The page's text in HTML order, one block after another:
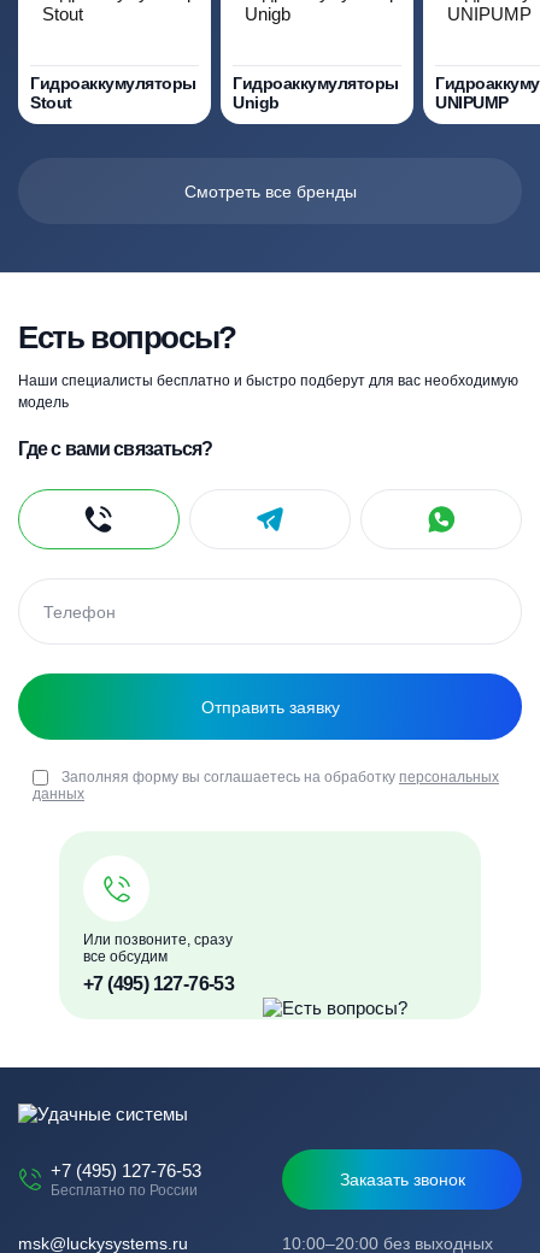
Гидроаккумуляторы
Stout
Гидроаккумуляторы
Unigb
UNIPUMP
Смотреть все бренды
Есть вопросы?
Наши специалисты бесплатно и быстро подберут для вас необходимую
модель
Или позвоните, сразу
все обсудим
+7 (495) 127-76-53
Где с вами связаться?
Заполняя форму вы соглашаетесь на обработку персональных
данных
+7 (495) 127-76-53
Бесплатно по России
Заказать звонок
10:00–20:00 без выходных
msk@luckysystems.ru